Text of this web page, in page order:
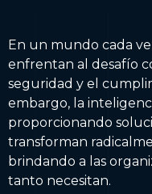
En un mundo cada
enfrentan al desafío
seguridad y el
embargo, la
proporcionando
transforman
brindando a las
tanto necesitan.